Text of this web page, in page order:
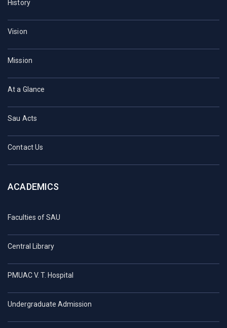
History
Vision
Mission
At a Glance
Sau Acts
Contact Us
ACADEMICS
Faculties of SAU
Central Library
PMUAC V. T. Hospital
Undergraduate Admission